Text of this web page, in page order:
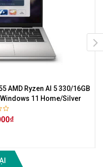
AMD Ryzen AI 5 330/16GB
Windows 11 Home/Silver